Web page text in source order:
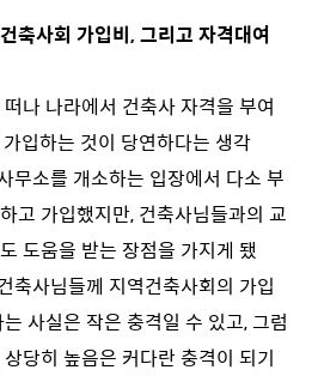
축사회 가입비, 그리고 자격대여
나 나라에서 건축사 자격을 부여
입하는 것이 당연하다는 생각
무소를 개소하는 입장에서 다소 부
고 가입했지만, 건축사님들과의 교
도움을 받는 장점을 가지게 됐
축사님들께 지역건축사회의 가입
사실은 작은 충격일 수 있고, 그럼
당히 높음은 커다란 충격이 되기